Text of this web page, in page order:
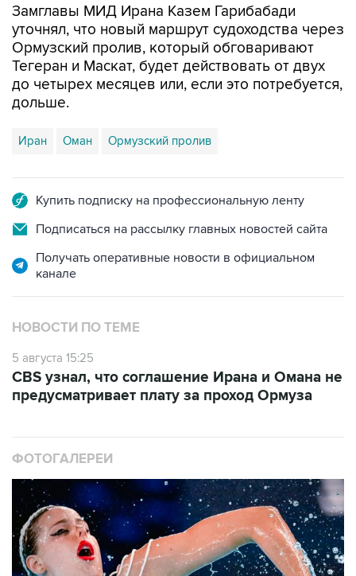
Замглавы МИД Ирана Казем Гарибабади
уточнял, что новый маршрут судоходства через
Ормузский пролив, который обговаривают
Тегеран и Маскат, будет действовать от двух
до четырех месяцев или, если это потребуется,
дольше.
Иран Оман Ормузский пролив
Купить подписку на профессиональную ленту
Подписаться на рассылку главных новостей сайта
Получать оперативные новости в официальном
канале
НОВОСТИ ПО ТЕМЕ
5 августа 15:25
CBS узнал, что соглашение Ирана и Омана не
предусматривает плату за проход Ормуза
ФОТОГАЛЕРЕИ